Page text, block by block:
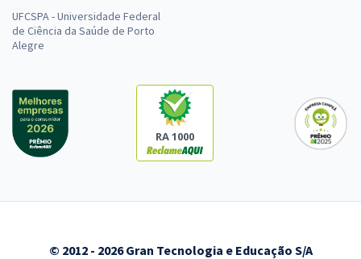
UFCSPA - Universidade Federal
de Ciência da Saúde de Porto
Alegre
RA 1000
© 2012 - 2026 Gran Tecnologia e Educação S/A